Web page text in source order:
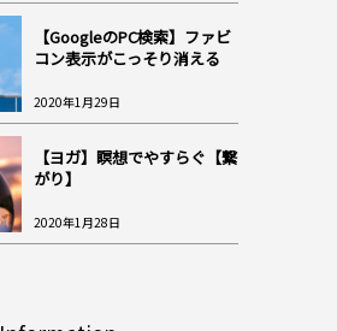
【GoogleのPC検索】ファビ
コン表示がこっそり消える
2020年1月29日
【ヨガ】瞑想でやすらぐ【繋
がり】
2020年1月28日